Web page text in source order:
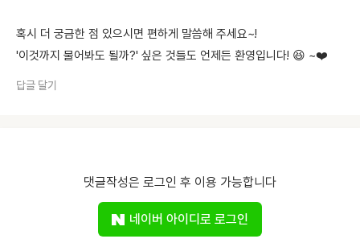
혹시 더 궁금한 점 있으시면 편하게 말씀해 주세요~!
'이것까지 물어봐도 될까?' 싶은 것들도 언제든 환영입니다! 😆 ~❤️
답글 달기
댓글작성은 로그인 후 이용 가능합니다
네이버 아이디로 로그인